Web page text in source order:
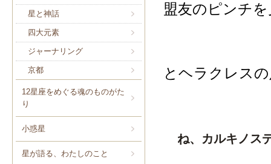
星と神話
四大元素
ジャーナリング
京都
12星座をめぐる魂のものがた
り
小惑星
星が語る、わたしのこと
盟友のピンチ
とヘラクレス
ね、カルキノス